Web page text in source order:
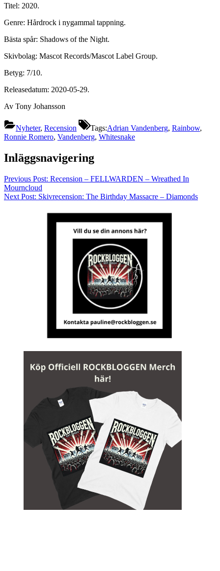
Titel: 2020.
Genre: Hårdrock i nygammal tappning.
Bästa spår: Shadows of the Night.
Skivbolag: Mascot Records/Mascot Label Group.
Betyg: 7/10.
Releasedatum: 2020-05-29.
Av Tony Johansson
Nyheter, Recension Tags:Adrian Vandenberg, Rainbow,
Ronnie Romero, Vandenberg, Whitesnake
Inläggsnavigering
Previous Post: Recension – FELLWARDEN – Wreathed In
Mourncloud
Next Post: Skivrecension: The Birthday Massacre – Diamonds